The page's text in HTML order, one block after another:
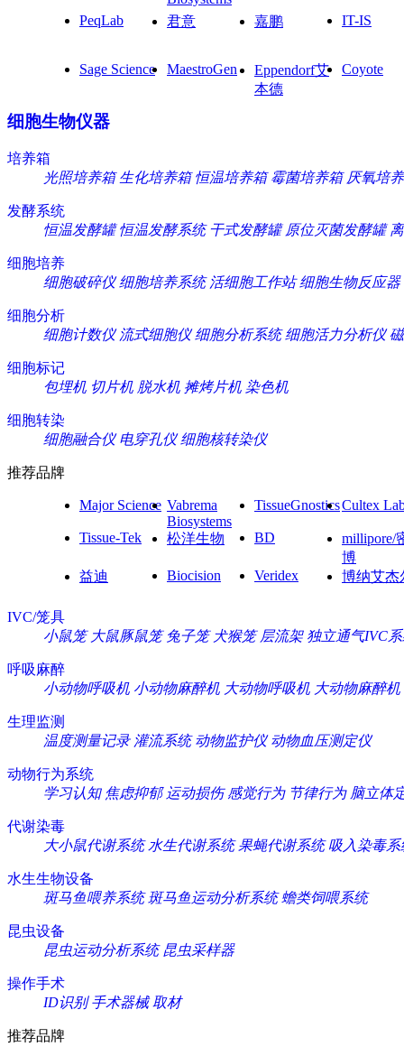
PeqLab
君意 嘉鹏 IT-IS
Sage Science MaestroGen
Eppendorf艾
本德
Coyote
细胞生物仪器
培养箱
光照培养箱 生化培养箱 恒温培养箱 霉菌培养箱 厌氧培
发酵系统
恒温发酵罐 恒温发酵系统 干式发酵罐 原位灭菌发酵罐
细胞培养
细胞破碎仪 细胞培养系统 活细胞工作站 细胞生物反应器
细胞分析
细胞计数仪 流式细胞仪 细胞分析系统 细胞活力分析仪
细胞标记
包埋机 切片机 脱水机 摊烤片机 染色机
细胞转染
细胞融合仪 电穿孔仪 细胞核转染仪
推荐品牌
Major Science Vabrema
Biosystems
TissueGnosticsCultex
Tissue-Tek 松洋生物 BD
millipore/
博
益迪
Biocision Veridex 博纳艾杰
IVC/笼具
小鼠笼 大鼠豚鼠笼 兔子笼 犬猴笼 层流架 独立通气IVC
呼吸麻醉
小动物呼吸机 小动物麻醉机 大动物呼吸机 大动物麻醉机
生理监测
温度测量记录 灌流系统 动物监护仪 动物血压测定仪
动物行为系统
学习认知 焦虑抑郁 运动损伤 感觉行为 节律行为 脑立体
代谢染毒
大小鼠代谢系统 水生代谢系统 果蝇代谢系统 吸入染毒系
水生生物设备
斑马鱼喂养系统 斑马鱼运动分析系统 蟾类饲喂系统
昆虫设备
昆虫运动分析系统 昆虫采样器
操作手术
ID识别 手术器械 取材
推荐品牌